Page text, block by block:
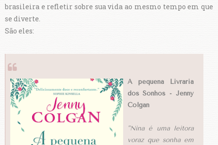
brasileira e refletir sobre sua vida ao mesmo tempo em que
se diverte.
São eles:
A pequena Livraria
dos Sonhos - Jenny
Colgan
"Nina é uma leitora
voraz que sonha em